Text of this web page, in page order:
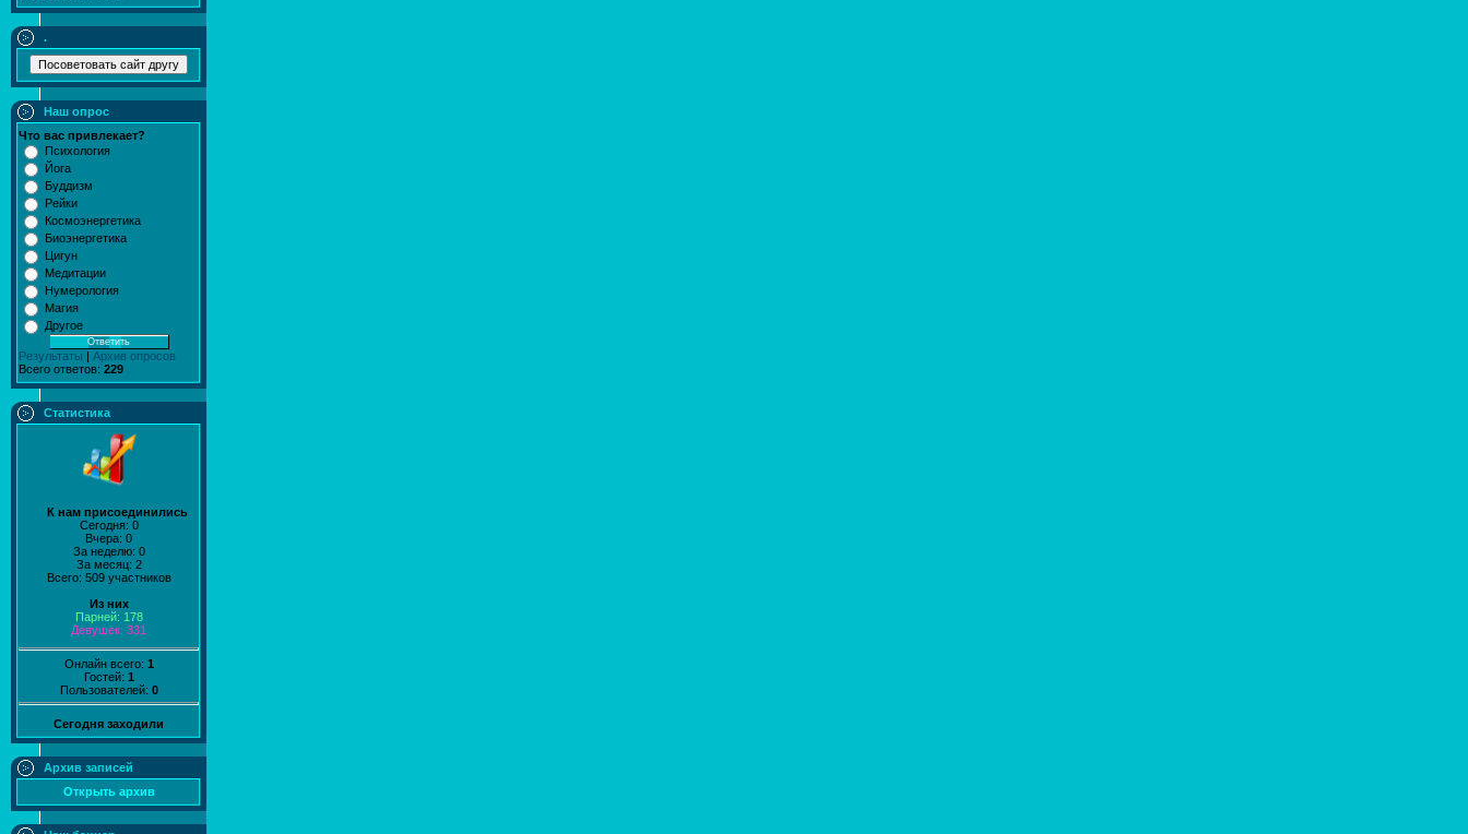
.
Наш опрос
Что вас привлекает?
Психология
Йога
Буддизм
Рейки
Космоэнергетика
Биоэнергетика
Цигун
Медитации
Нумерология
Магия
Другое
Результаты | Архив опросов
Всего ответов: 229
Статистика
К нам присоединились
Сегодня: 0
Вчера: 0
За неделю: 0
За месяц: 2
Всего: 509 участников
Из них
Парней: 178
Девушек: 331
Онлайн всего: 1
Гостей: 1
Пользователей: 0
Сегодня заходили
Архив записей
Открыть архив